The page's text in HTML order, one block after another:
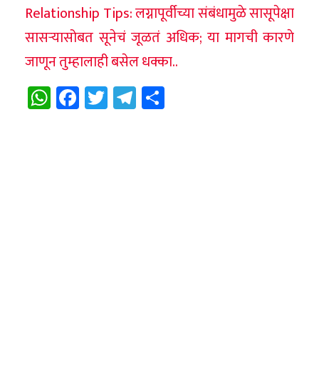
Relationship Tips: लग्नापूर्वीच्या संबंधामुळे सासूपेक्षा
सासऱ्यासोबत सूनेचं जूळतं अधिक; या मागची कारणे
जाणून तुम्हालाही बसेल धक्का..
WhatsApp
Facebook
TwitterTelegram